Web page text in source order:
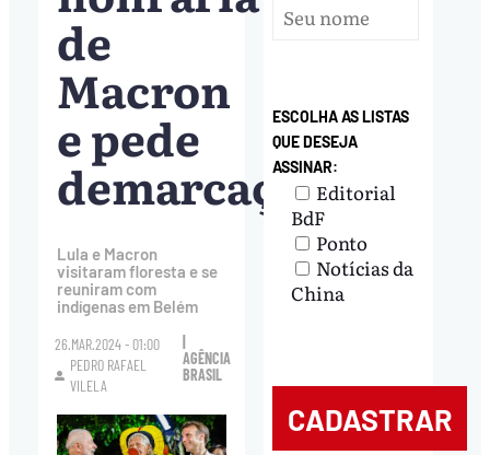
de
Macron
e pede
demarcação
Lula e Macron
visitaram floresta e se
reuniram com
indígenas em Belém
26.MAR.2024 - 01:00
PEDRO RAFAEL
VILELA
AGÊNCIA
BRASIL
ESCOLHA AS LISTAS
QUE DESEJA
ASSINAR:
Editorial
BdF
Ponto
Notícias da
China